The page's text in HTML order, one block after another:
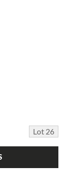
Lot 26